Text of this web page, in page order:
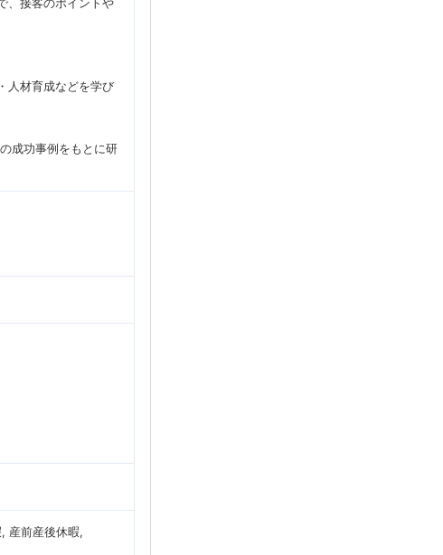
、接客のポイントや
人材育成などを学び
成功事例をもとに研
産前産後休暇